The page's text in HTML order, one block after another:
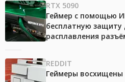
RTX 5090
Геймер с помощью
бесплатную защиту
расплавления
REDDIT
Геймеры восхищены